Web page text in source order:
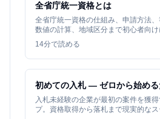
全省庁統一資格とは
全省庁統一資格の仕組み、申請方法
数値の計算、地域区分まで初心者向け
14分で読める
初めての入札 — ゼロから始め
入札未経験の企業が最初の案件を獲
プ。資格取得から落札まで現実的なス